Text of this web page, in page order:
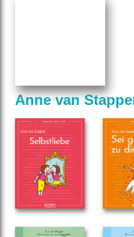
Anne van